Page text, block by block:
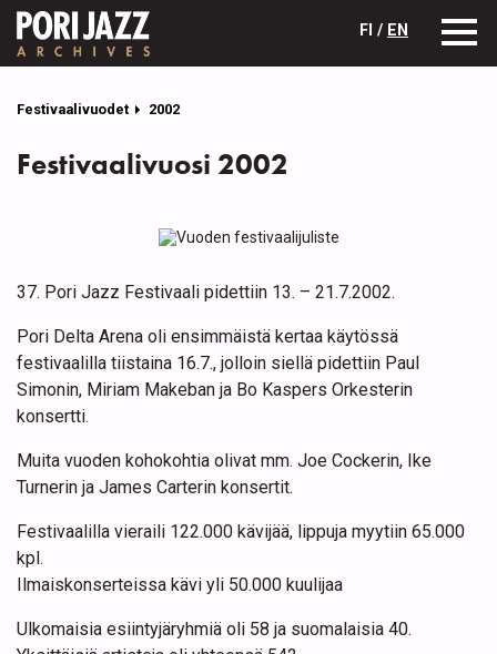
FI / EN
Festivaalivuodet 2002
Festivaalivuosi 2002
37. Pori Jazz Festivaali pidettiin 13. – 21.7.2002.
Pori Delta Arena oli ensimmäistä kertaa käytössä
festivaalilla tiistaina 16.7., jolloin siellä pidettiin Paul
Simonin, Miriam Makeban ja Bo Kaspers Orkesterin
konsertti.
Muita vuoden kohokohtia olivat mm. Joe Cockerin, Ike
Turnerin ja James Carterin konsertit.
Festivaalilla vieraili 122.000 kävijää, lippuja myytiin 65.000
kpl.
Ilmaiskonserteissa kävi yli 50.000 kuulijaa
Ulkomaisia esiintyjäryhmiä oli 58 ja suomalaisia 40.